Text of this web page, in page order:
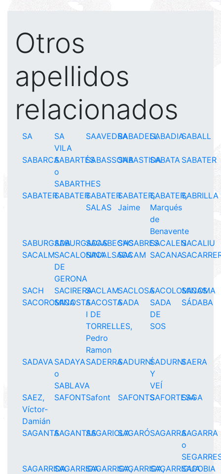
Otros
apellidos
relacionados
SA
SA
VILA
SAAVEDRASABADELLSABADIASABALL
SABARCASABARTÉS
o
SABARTHES
SABASSONASABASTIDASABATA SABATER
SABATERSABATERSABATER
SALAS
SABATER,
Jaime
SABATER,
Marqués
de
Benavente
SABRILLA
SABURGADASABURGADASSACABECHSSACABRESSACALENSACALIU
SACALMSACALONINA
DE
GERONA
SACALSADA
SACAM SACANA
SACH SACIRERASACLAMSACLOSASACOLOMINAS
SACOMA
SACOROMINA
SACOSTASACOSTA
I DE
TORRELLES,
Pedro
Ramon
SADA
SADA
DE
SOS
SÁDABA
SADAVASADAYA
o
SABLAVA
SADERRASADURNÍSADURNI
Y
VEÍ
SAERA
SAEZ,
Víctor-
Damián
SAFONTSafont SAFONTSSAFORTESA
SAGA
SAGANTASAGANTASSAGARIOLASAGARÓSAGARRASAGARRA
o
SAGARRIDASAGARRIGASAGARRIGA,SAGARRIGA,SAGARRIGUA
SAGOBIA